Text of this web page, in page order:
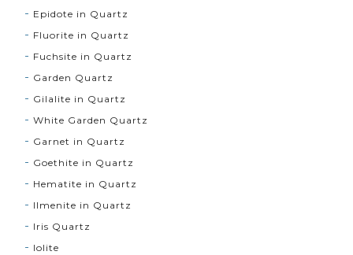
Epidote in Quartz
Fluorite in Quartz
Fuchsite in Quartz
Garden Quartz
Gilalite in Quartz
White Garden Quartz
Garnet in Quartz
Goethite in Quartz
Hematite in Quartz
Ilmenite in Quartz
Iris Quartz
Iolite